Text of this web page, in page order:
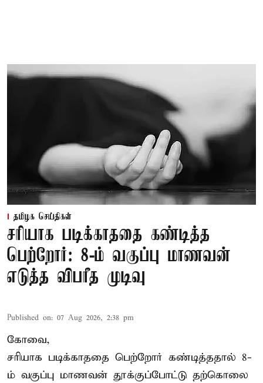
தமிழக செய்திகள்
சரியாக படிக்காததை கண்டித்த
பெற்றோர்: 8-ம் வகுப்பு மாணவன்
எடுத்த விபரீத முடிவு
Published on: 07 Aug 2026, 2:38 pm
கோவை,
சரியாக படிக்காததை பெற்றோர் கண்டித்ததால் 8-
ம் வகுப்பு மாணவன் தூக்குப்போட்டு தற்கொலை